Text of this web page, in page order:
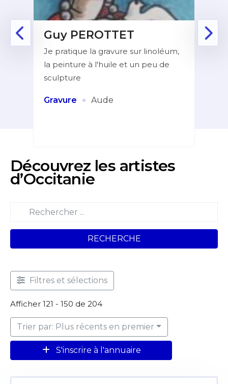
Guy PEROTTET
Je pratique la gravure sur linoléum,
la peinture à l'huile et un peu de
sculpture
Gravure · Aude
Découvrez les artistes
d’Occitanie
RECHERCHE
Filtres et sélections
Afficher 121 - 150 de 204
Trier par: Plus récents en premier
S'inscrire à l'annuaire